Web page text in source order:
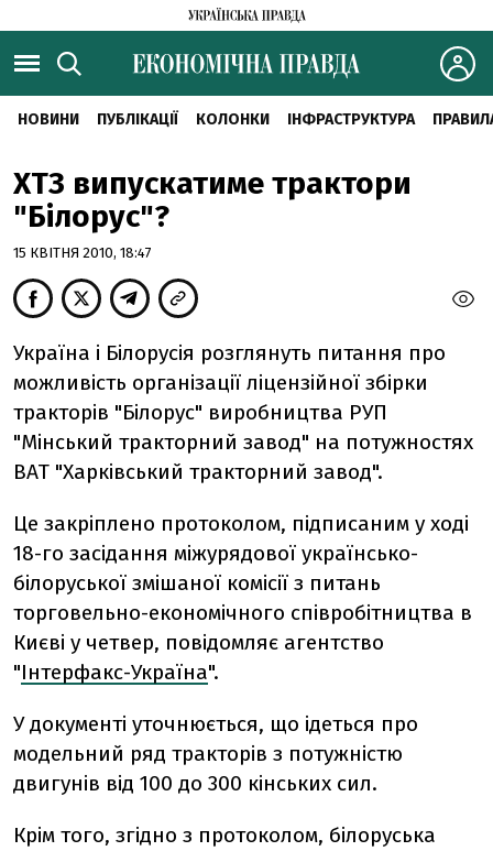
НОВИНИ ПУБЛІКАЦІЇ КОЛОНКИ ІНФРАСТРУКТУРА
ХТЗ випускатиме трактори
"Білорус"?
15 КВІТНЯ 2010, 18:47
Україна і Білорусія розглянуть питання про
можливість організації ліцензійної збірки
тракторів "Білорус" виробництва РУП
"Мінський тракторний завод" на потужностях
ВАТ "Харківський тракторний завод".
Це закріплено протоколом, підписаним у ході
18-го засідання міжурядової українсько-
білоруської змішаної комісії з питань
торговельно-економічного співробітництва в
Києві у четвер, повідомляє агентство
"Інтерфакс-Україна".
У документі уточнюється, що ідеться про
модельний ряд тракторів з потужністю
двигунів від 100 до 300 кінських сил.
Крім того, згідно з протоколом, білоруська